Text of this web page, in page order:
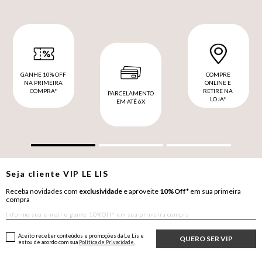
GANHE 10% OFF
NA PRIMEIRA
COMPRA*
PARCELAMENTO
EM ATÉ 6X
COMPRE
ONLINE E
RETIRE NA
LOJA*
Seja clienteVIP LE LIS
Receba novidades com exclusividade e aproveite 10%Off* em sua primeira
compra
QUERO SER VIP
Aceito receber conteúdos e promoções da Le Lis e
estou de acordo com sua Política de Privacidade.